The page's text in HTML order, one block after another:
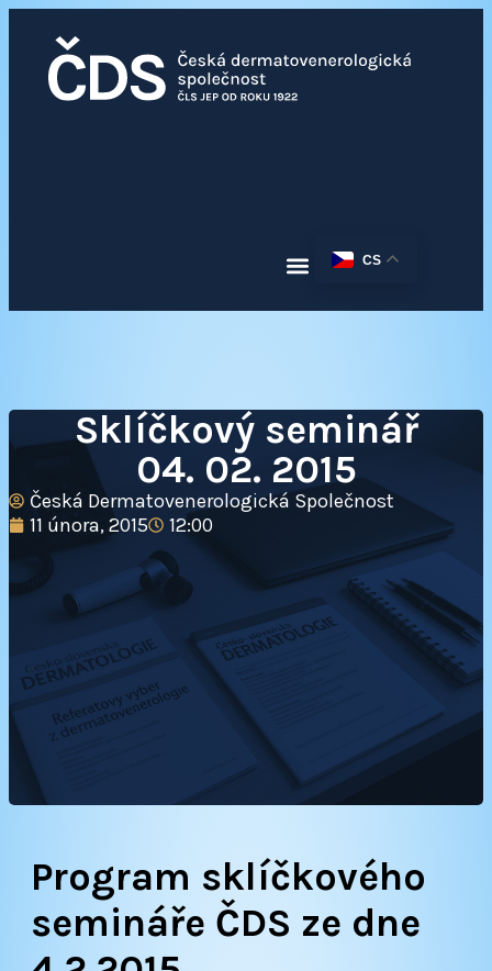
CS
Sklíčkový seminář
04. 02. 2015
Česká Dermatovenerologická Společnost
11 února, 2015
12:00
Program sklíčkového
semináře ČDS ze dne